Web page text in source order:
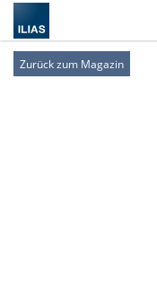
Zurück zum Magazin